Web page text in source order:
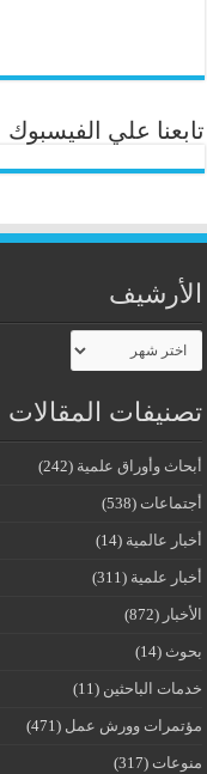
تابعنا علي الفيسبوك
الأرشيف
الأرشيف
تصنيفات المقالات
أبحاث وأوراق علمية (242)
أجتماعات (538)
أخبار عالمية (14)
أخبار علمية (311)
الأخبار (872)
بحوث (14)
خدمات الباحثين (11)
مؤتمرات وورش عمل (471)
منوعات (317)